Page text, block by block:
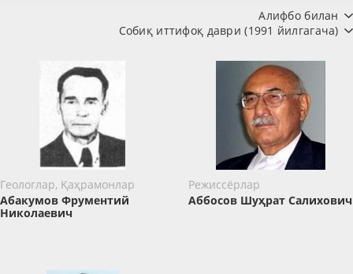
Алифбо билан
Собиқ иттифоқ даври (1991 йилгагача)
Геологлар, Қаҳрамонлар
Абакумов Фрументий
Николаевич
Режиссёрлар
Аббосов Шуҳрат Салихович